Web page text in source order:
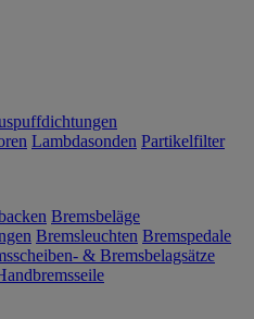
Lambdasonden Partikelfilter
Bremsbeläge
Bremsleuchten Bremspedale
& Bremsbelagsätze